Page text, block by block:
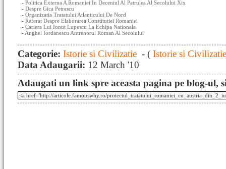
- Politica Externa A Romaniei In Deceniul Al Patrulea Al Secolului Xix
- Despre Gica Petrescu
- Organizatia Tratatului Atlanticului De Nord
- Referat Despre Elaborarea Constitutiei Romaniei
- Cariera Lui Ionut Lupescu La Echipa Nationala
- Anghel Iordanescu Antrenorul Roman Al Secolului
Categorie: Istorie si Civilizatie - ( Istorie si
Data Adaugarii: 12 March '10
Adaugati un link spre aceasta pagina pe blog-ul,